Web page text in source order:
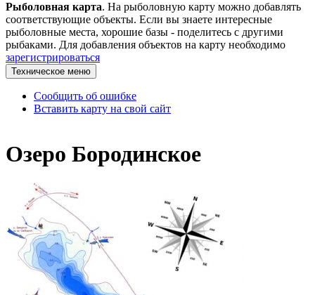
Рыболовная карта. На рыболовную карту можно добавлять
соответствующие объекты. Если вы знаете интересные
рыболовные места, хорошие базы - поделитесь с другими
рыбаками. Для добавления объектов на карту необходимо
зарегистрироваться
Техническое меню
Сообщить об ошибке
Вставить карту на свой сайт
Озеро Бородинское